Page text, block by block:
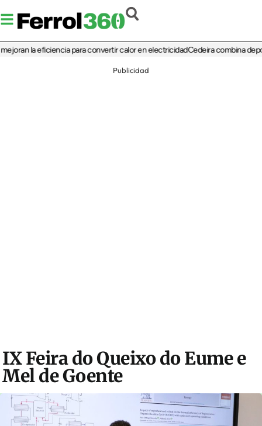
la eficiencia para convertir calor en electricidadCedeira combina deporte,
Publicidad
IX Feira do Queixo do Eume e
Mel de Goente